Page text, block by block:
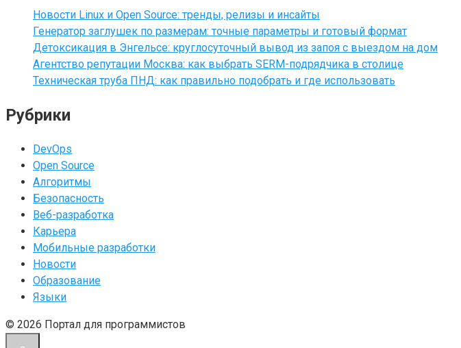
Новости Linux и Open Source: тренды, релизы и инсайты
Генератор заглушек по размерам: точные параметры и готовый формат
Детоксикация в Энгельсе: круглосуточный вывод из запоя с выездом на дом
Агентство репутации Москва: как выбрать SERM-подрядчика в столице
Техническая труба ПНД: как правильно подобрать и где использовать
Рубрики
DevOps
Open Source
Алгоритмы
Безопасность
Веб-разработка
Карьера
Мобильные разработки
Новости
Образование
Языки
© 2026 Портал для программистов